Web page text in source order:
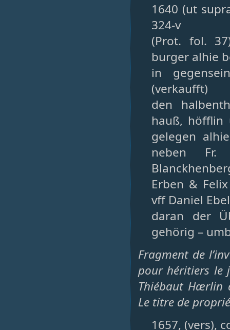
1640 (ut
324-v
(Prot. fol.
burger alhie
in
(verkaufft)
den
hauß, höfflin
gelegen
neben
Erben &
vff Daniel
daran der
gehörig –
Fragment de
pour héritiers le
Thiébaut Hærlin
Le titre de
1657, (vers),